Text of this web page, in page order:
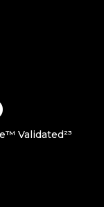
Validated²³